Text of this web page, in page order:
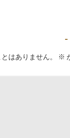
-
はありません。 ※